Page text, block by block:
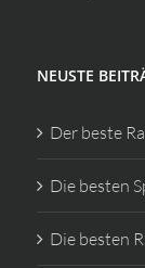
NEUSTE
Der beste
Die besten
Die besten